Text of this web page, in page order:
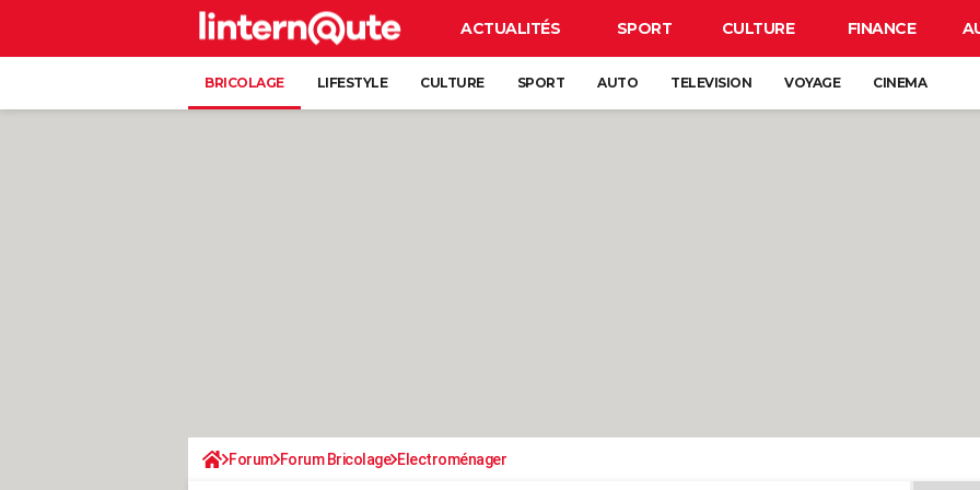
ACTUALITÉS SPORT CULTURE FINANCE
BRICOLAGE LIFESTYLE CULTURE SPORT AUTO TELEVISION VOYAGE CINEMA
Forum Forum Bricolage Electroménager